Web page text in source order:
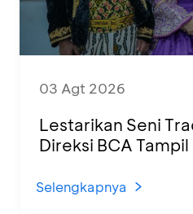
03 Agt 2026
Lestarikan Seni
Direksi BCA
Selengkapnya